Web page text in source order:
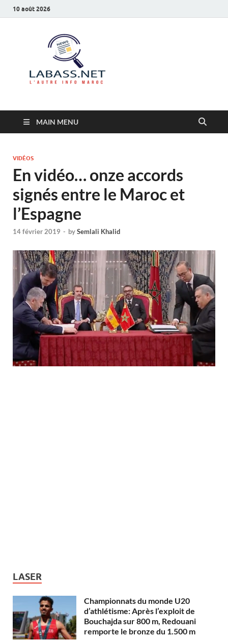
10 août 2026
MAIN MENU
VIDÉOS
En vidéo… onze accords
signés entre le Maroc et
l’Espagne
14 février 2019 - bySemlali Khalid
LASER
Championnats du monde U20
d’athlétisme: Après l’exploit de
Bouchajda sur 800 m, Redouani
remporte le bronze du 1.500 m